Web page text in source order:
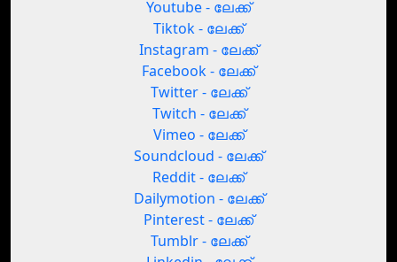
Youtube - ലേക്ക്
Tiktok - ലേക്ക്
Instagram - ലേക്ക്
Facebook - ലേക്ക്
Twitter - ലേക്ക്
Twitch - ലേക്ക്
Vimeo - ലേക്ക്
Soundcloud - ലേക്ക്
Reddit - ലേക്ക്
Dailymotion - ലേക്ക്
Pinterest - ലേക്ക്
Tumblr - ലേക്ക്